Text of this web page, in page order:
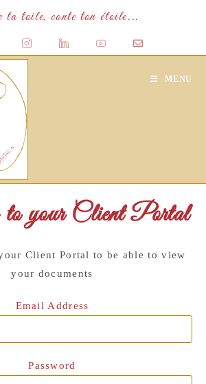
ta toile, conte ton étoile...
MENU
your Client Portal
Client Portal to be able to view
your documents
Email Address
Password